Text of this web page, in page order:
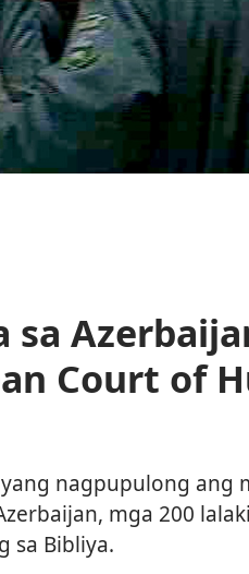
sa
Court of
nagpupulong ang
mga 200
sa Bibliya.